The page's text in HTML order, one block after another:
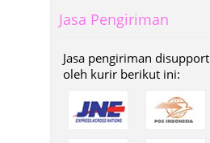
Jasa Pengiriman
Jasa pengiriman disupport
oleh kurir berikut ini: